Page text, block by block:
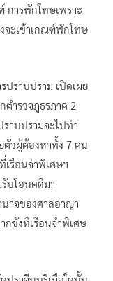
การพักโทษเพราะ
จะเข้าเกณฑ์พักโทษ
ปราบปราม เปิดเผย
ตำรวจภูธรภาค 2
าบปรามจะไปทำ
ตัวผู้ต้องหาทั้ง 7 คน
เรือนจำพิเศษฯ
บโอนคดีมา
าจของศาลอาญา
กขังที่เรือนจำพิเศษ